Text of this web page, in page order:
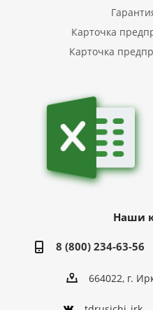
Карточка
Карточка
Наши
8 (800) 234-63-56
664022, г.